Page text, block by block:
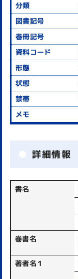
詳細情報
書名
巻書名
著者名１